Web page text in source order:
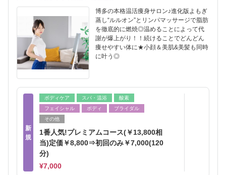
博多の本格温活痩身サロン♪進化版よもぎ
蒸し“ルルオン”とリンパマッサージで脂肪
を徹底的に燃焼◎温めることによって代
謝が爆上がり！！続けることでどんどん
痩せやすい体に★小顔＆美肌&美髪も同時
に叶う◎
新
規
ボディケア スパ・温浴
酸素
フェイシャル
ボディ
ブライダル
その他
1番人気!プレミアムコース(￥13,800相
当)定価￥8,800⇒初回のみ￥7,000(120
分)
¥7,000